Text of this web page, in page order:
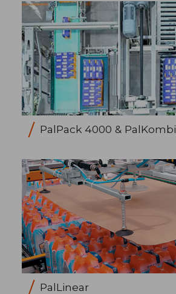
PalPack 4000 & PalKombi
PalLinear